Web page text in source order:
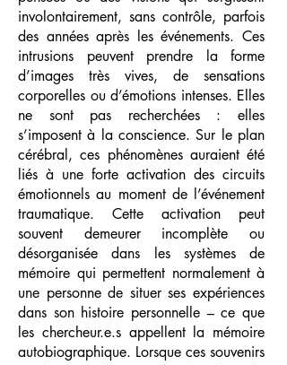
involontairement, sans contrôle, parfois
des années après les événements. Ces
intrusions peuvent prendre la forme
d’images très vives, de sensations
corporelles ou d’émotions intenses. Elles
ne sont pas recherchées : elles
s’imposent à la conscience. Sur le plan
cérébral, ces phénomènes auraient été
liés à une forte activation des circuits
émotionnels au moment de l’événement
traumatique. Cette activation peut
souvent demeurer incomplète ou
désorganisée dans les systèmes de
mémoire qui permettent normalement à
une personne de situer ses expériences
dans son histoire personnelle – ce que
les chercheur.e.s appellent la mémoire
autobiographique. Lorsque ces souvenirs